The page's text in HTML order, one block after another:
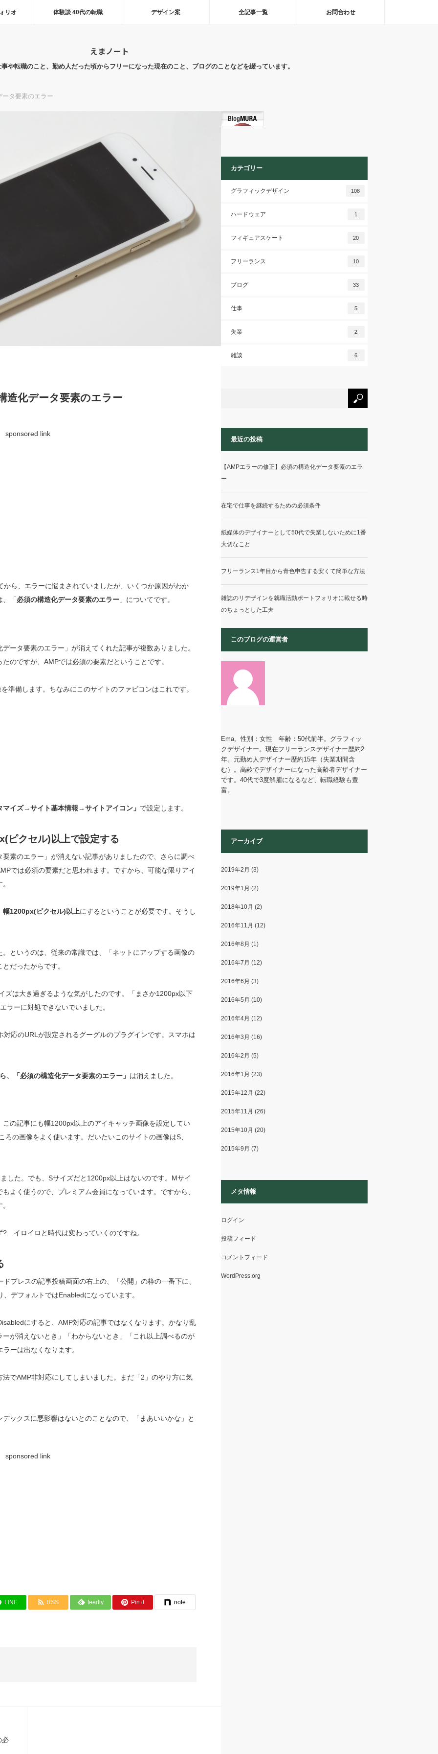
リオ 体験談 40代の転職 デザイン案 全記事一覧 お問合わせ
えまノート
や転職のこと、勤め人だった頃からフリーになった現在のこと、ブログのことなどを綴っています。
タ要素のエラー
造化データ要素のエラー
sponsored link
ら、エラーに悩まされていましたが、いくつか原因がわか
、「必須の構造化データ要素のエラー」についてです。
ータ要素のエラー」が消えてくれた記事が複数ありました。
のですが、AMPでは必須の要素だということです。
準備します。ちなみにこのサイトのファビコンはこれです。
イズ→サイト基本情報→サイトアイコン」 で設定します。
クセル)以上で設定する
素のエラー」が消えない記事がありましたので、さらに調べ
では必須の要素だと思われます。ですから、可能な限りアイ
幅1200px(ピクセル)以上にするということが必要です。そうし
というのは、従来の常識では、「ネットにアップする画像の
だったからです。
ズは大き過ぎるような気がしたのです。「まさか1200px以下
ラーに対処できないでいました。
応のURLが設定されるグーグルのプラグインです。スマホは
「必須の構造化データ要素のエラー」 は消えました。
の記事にも幅1200px以上のアイキャッチ画像を設定してい
の画像をよく使います。だいたいこのサイトの画像はS、
した。でも、Sサイズだと1200px以上はないのです。Mサイ
よく使うので、プレミアム会員になっています。ですから、
イロイロと時代は変わっていくのですね。
プレスの記事投稿画面の右上の、「公開」の枠の一番下に、
デフォルトではEnabledになっています。
にすると、AMP対応の記事ではなくなります。かなり乱
が消えないとき」「わからないとき」「これ以上調べるのが
ーは出なくなります。
でAMP非対応にしてしまいました。まだ「2」のやり方に気
ックスに悪影響はないとのことなので、「まあいいかな」と
sponsored link
LINE RSS feedly Pin it note
必
カテゴリー
グラフィックデザイン 108
ハードウェア 1
フィギュアスケート 20
フリーランス 10
ブログ 33
仕事 5
失業 2
雑談 6
最近の投稿
【AMPエラーの修正】必須の構造化データ要素のエラ
ー
在宅で仕事を継続するための必須条件
紙媒体のデザイナーとして50代で失業しないために1番
大切なこと
フリーランス1年目から青色申告する安くて簡単な方法
雑誌のリデザインを就職活動ポートフォリオに載せる時
のちょっとした工夫
このブログの運営者
Ema。性別：女性 年齢：50代前半。グラフィッ
クデザイナー。現在フリーランスデザイナー歴約2
年。元勤め人デザイナー歴約15年（失業期間含
む）。高齢でデザイナーになった高齢者デザイナー
です。40代で3度解雇になるなど、転職経験も豊
富。
アーカイブ
2019年2月 (3)
2019年1月 (2)
2018年10月 (2)
2016年11月 (12)
2016年8月 (1)
2016年7月 (12)
2016年6月 (3)
2016年5月 (10)
2016年4月 (12)
2016年3月 (16)
2016年2月 (5)
2016年1月 (23)
2015年12月 (22)
2015年11月 (26)
2015年10月 (20)
2015年9月 (7)
メタ情報
ログイン
投稿フィード
コメントフィード
WordPress.org